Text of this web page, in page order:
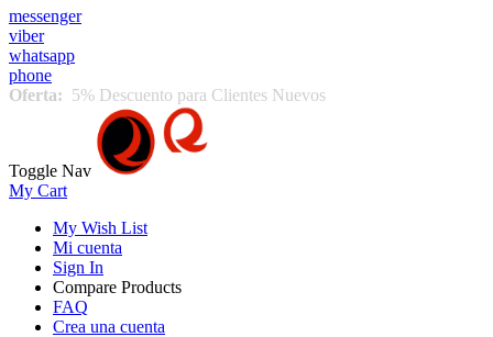
messenger
viber
whatsapp
phone
Oferta: 5% Descuento para Clientes Nuevos
Toggle Nav
My Cart
My Wish List
Mi cuenta
Sign In
Compare Products
FAQ
Crea una cuenta